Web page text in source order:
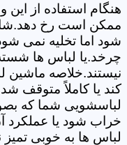
هنگام استفاده از
ممکن است رخ
شود اما تخلیه نمی
چرخد.یا لباس ها
نیستند.خلاصه
کند یا کاملاً
لباسشویی شما که
خراب شود یا عملکرد
لباس ها به خوبی تمیز